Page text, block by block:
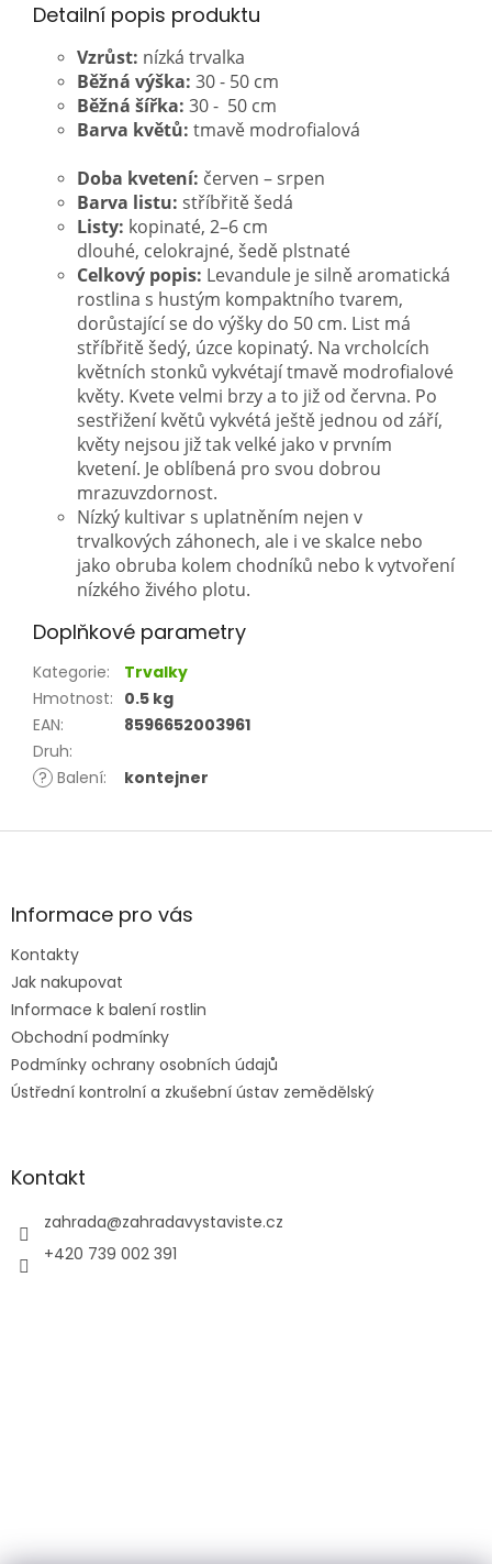
Detailní popis produktu
Vzrůst: nízká trvalka
Běžná výška: 30 - 50 cm
Běžná šířka: 30 - 50 cm
Barva květů: tmavě modrofialová
Doba kvetení: červen – srpen
Barva listu: stříbřitě šedá
Listy: kopinaté, 2–6 cm
dlouhé, celokrajné, šedě plstnaté
Celkový popis: Levandule je silně aromatická
rostlina s hustým kompaktního tvarem,
dorůstající se do výšky do 50 cm. List má
stříbřitě šedý, úzce kopinatý. Na vrcholcích
květních stonků vykvétají tmavě modrofialové
květy. Kvete velmi brzy a to již od června. Po
sestřižení květů vykvétá ještě jednou od září,
květy nejsou již tak velké jako v prvním
kvetení. Je oblíbená pro svou dobrou
mrazuvzdornost.
Nízký kultivar s uplatněním nejen v
trvalkových záhonech, ale i ve skalce nebo
jako obruba kolem chodníků nebo k vytvoření
nízkého živého plotu.
Doplňkové parametry
Kategorie:
Trvalky
Hmotnost: 0.5 kg
EAN:
8596652003961
Druh:
? Balení: kontejner
Z
aInformace pro vás
Kontakty
Jak nakupovat
Informace k balení rostlin
Obchodní podmínky
Podmínky ochrany osobních údajů
Ústřední kontrolní a zkušební ústav zemědělský
Kontakt
zahrada@zahradavystaviste.cz
+420 739 002 391